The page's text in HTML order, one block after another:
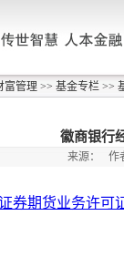
富管理 >> 基金专栏 >>
徽商银行
来源： 作